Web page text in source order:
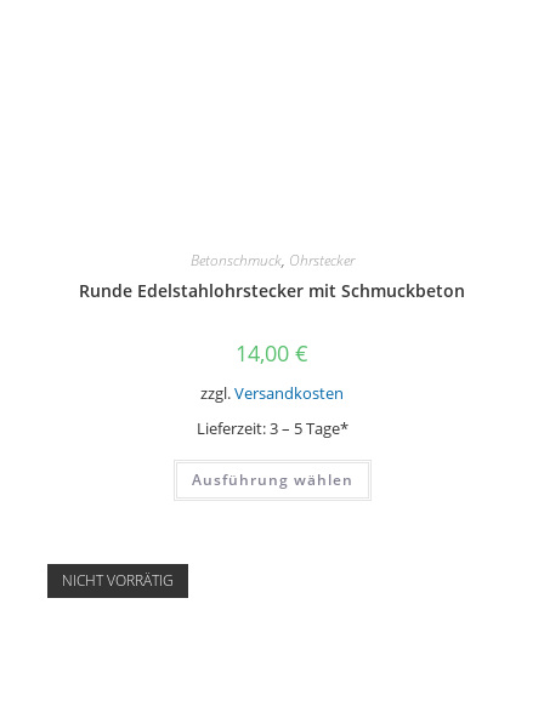
Betonschmuck, Ohrstecker
Runde Edelstahlohrstecker mit Schmuckbeton
14,00 €
zzgl.Versandkosten
Lieferzeit:3 – 5 Tage*
Ausführung wählen
Dieses
weist
NICHT VORRÄTIG